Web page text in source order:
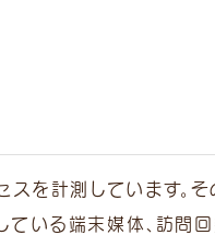
スを計測しています。
いる端末媒体、訪問回